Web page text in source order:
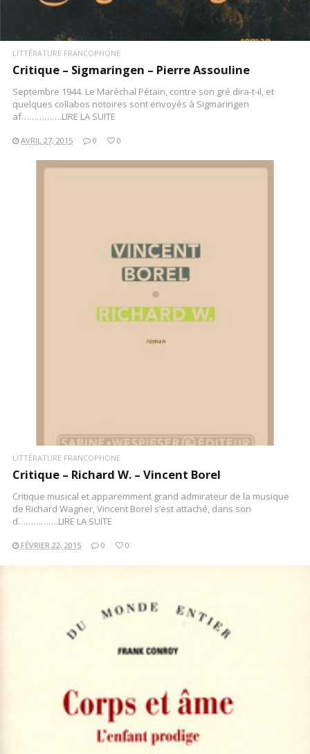
LITTÉRATURE FRANCOPHONE
Critique – Sigmaringen – Pierre Assouline
Septembre 1944. Le Maréchal Pétain, contre son gré dira-t-il, et
quelques collabos notoires sont envoyés à Sigmaringen
af…………….LIRE LA SUITE
AVRIL 27, 2015 0 0
LIRE LA SUITE
LITTÉRATURE FRANCOPHONE
Critique – Richard W. – Vincent Borel
Critique musical et apparemment grand admirateur de la musique
de Richard Wagner, Vincent Borel s’est attaché, dans son
d…………….LIRE LA SUITE
FÉVRIER 22, 2015 0 0